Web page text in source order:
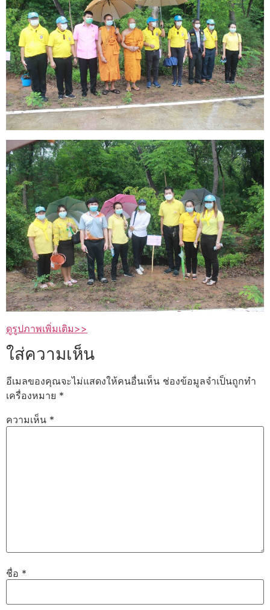
ดูรูปภาพเพิ่มเติม>>
ใส่ความเห็น
อีเมลของคุณจะไม่แสดงให้คนอื่นเห็น ช่องข้อมูลจำเป็นถูกทำ
เครื่องหมาย *
ความเห็น *
ชื่อ *